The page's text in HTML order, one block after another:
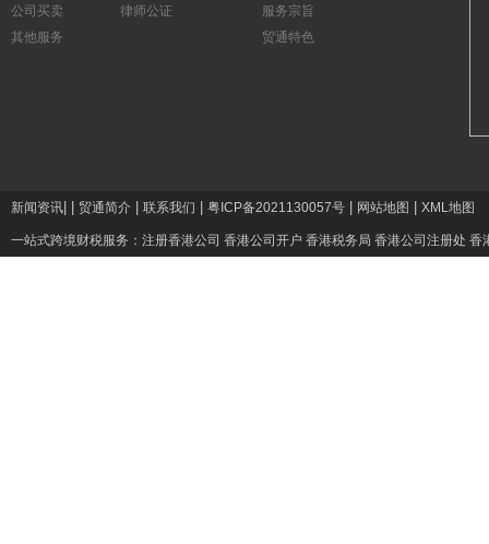
公司买卖
律师公证
其他服务
服务宗旨
贸通特色
新闻资讯 贸通简介 联系我们 粤ICP备2021130057号 网站地图 XML地图
一站式跨境财税服务： 注册香港公司 香港公司开户 香港税务局 香港公司注册处 香